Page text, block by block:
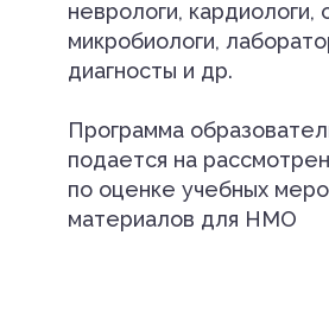
неврологи, кардиологи,
микробиологи,
диагносты и др.
Программа
подается на
по оценке учебных
материалов для НМО